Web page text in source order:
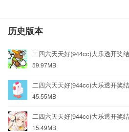
历史版本
59.97MB
45.55MB
15.49MB